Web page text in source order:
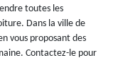
toutes les
Dans la ville de
vous proposant des
Contactez-le pour